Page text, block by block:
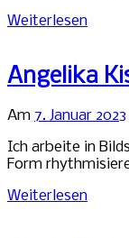
Weiterlesen
Angelika
Am 7. Januar 2023
Ich arbeite in
Form
Weiterlesen